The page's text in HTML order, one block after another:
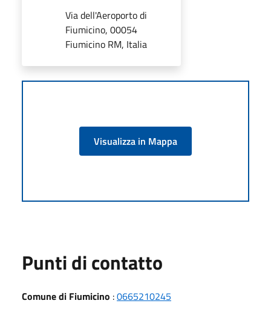
Via dell'Aeroporto di
Fiumicino, 00054
Fiumicino RM, Italia
Visualizza in Mappa
Punti di contatto
Comune di Fiumicino :0665210245